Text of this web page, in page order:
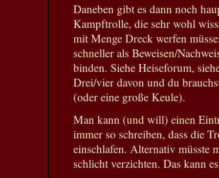
Daneben gibt es dann noch
Kampftrolle, die sehr wohl
mit Menge Dreck werfen
schneller als Beweisen/
binden. Siehe Heiseforum,
Drei/vier davon und du
(oder eine große Keule).
Man kann (und will) einen
immer so schreiben, dass die
einschlafen. Alternativ müsste
schlicht verzichten. Das kann